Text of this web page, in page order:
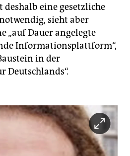
eine gesetzliche
sieht aber
„auf Dauer angelegte
Informationsplattform“,
in der
Deutschlands“.